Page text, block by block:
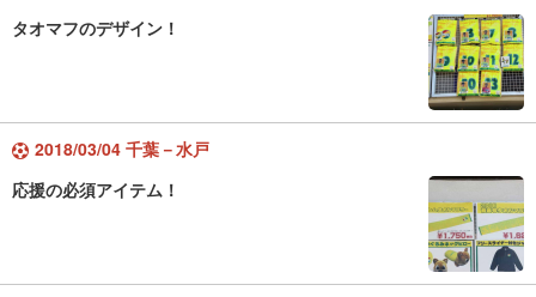
タオマフのデザイン！
2018/03/04 千葉－水戸
応援の必須アイテム！